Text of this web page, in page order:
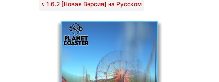
v 1.6.2 [Новая Версия] на Русском